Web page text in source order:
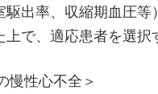
駆出率、収縮期血圧等
上で、適応患者を選択
慢性心不全＞